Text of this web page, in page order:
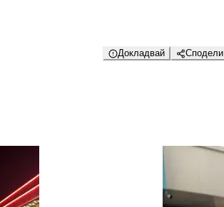
Докладвай Сподели